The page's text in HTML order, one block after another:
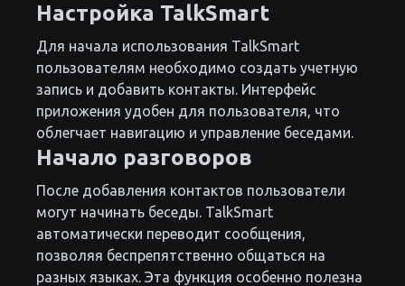
Настройка TalkSmart
Для начала использования TalkSmart
пользователям необходимо создать учетную
запись и добавить контакты. Интерфейс
приложения удобен для пользователя, что
облегчает навигацию и управление беседами.
Начало разговоров
После добавления контактов пользователи
могут начинать беседы. TalkSmart
автоматически переводит сообщения,
позволяя беспрепятственно общаться на
разных языках. Эта функция особенно полезна